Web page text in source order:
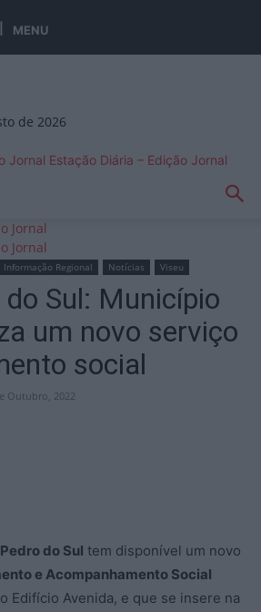
MENU
de 2026
Estação Diária – Edição Jornal
Informação Regional Notícias Viseu
do Sul: Município
um novo serviço
social
Outubro, 2022
do Sul tem disponível um novo
e Acompanhamento Social
Edifício Avenida, e que se insere na